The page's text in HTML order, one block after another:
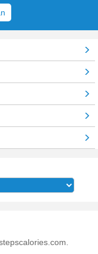
die
und
guter Service, warmer